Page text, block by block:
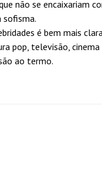
não se encaixariam
sofisma.
é bem mais
pop, televisão,
ao termo.